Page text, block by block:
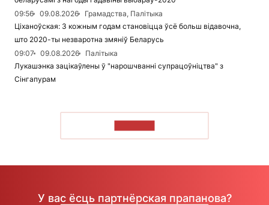
09:56
09.08.2026
Грамадства, Палітыка
Ціханоўская: З кожным годам становіцца ўсё больш відавочна,
што 2020-ты незваротна змяніў Беларусь
09:07
09.08.2026
Палітыка
Лукашэнка зацікаўлены ў "нарошчванні супрацоўніцтва" з
Сінгапурам
У вас ёсць партнёрская прапанова?